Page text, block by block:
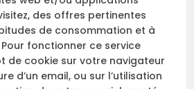
des offres pertinentes
de consommation et à
Pour fonctionner ce service
de cookie sur votre navigateur
d’un email, ou sur l’utilisation